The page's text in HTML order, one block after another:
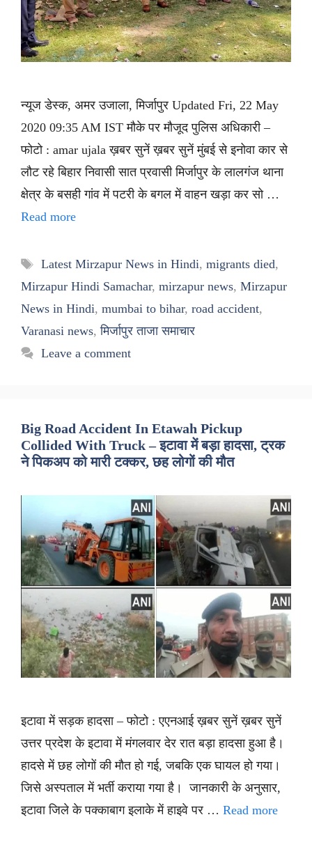
न्यूज डेस्क, अमर उजाला, मिर्जापुर Updated Fri, 22 May
2020 09:35 AM IST मौके पर मौजूद पुलिस अधिकारी –
फोटो : amar ujala ख़बर सुनें ख़बर सुनें मुंबई से इनोवा कार से
लौट रहे बिहार निवासी सात प्रवासी मिर्जापुर के लालगंज थाना
क्षेत्र के बसही गांव में पटरी के बगल में वाहन खड़ा कर सो …
Read more
Tags
Latest Mirzapur News in Hindi, migrants died,
Mirzapur Hindi Samachar, mirzapur news, Mirzapur
News in Hindi, mumbai to bihar, road accident,
Varanasi news,मिर्जापुर ताजा समाचार
Leave a comment
Big Road Accident In Etawah Pickup
Collided With Truck – इटावा में बड़ा हादसा, ट्रक
ने पिकअप को मारी टक्कर, छह लोगों की मौत
इटावा में सड़क हादसा – फोटो : एएनआई ख़बर सुनें ख़बर सुनें
उत्तर प्रदेश के इटावा में मंगलवार देर रात बड़ा हादसा हुआ है।
हादसे में छह लोगों की मौत हो गई, जबकि एक घायल हो गया।
जिसे अस्पताल में भर्ती कराया गया है। जानकारी के अनुसार,
इटावा जिले के पक्काबाग इलाके में हाइवे पर … Read more